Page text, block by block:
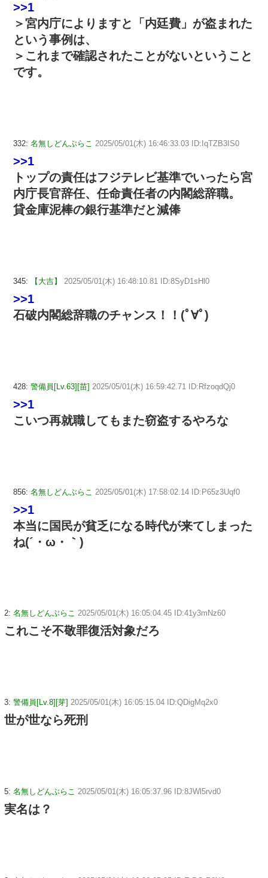
>>1
＞宮内庁によりますと「内廷費」が盗まれた
という事例は、
＞これまで確認されたことがないということ
です。
332: 名無しどんぶらこ 2025/05/01(木) 16:46:33.03 ID:IqTZB3IS0
>>1
トップの責任はフジテレビ基準でいったら宮
内庁長官辞任、任命責任者の内閣総辞職。
貸金庫泥棒の銀行基準だと減俸
345: 【大吉】 2025/05/01(木) 16:48:10.81 ID:8SyD1sHl0
>>1
石破内閣総辞職のチャンス！！(ﾟ∀ﾟ)
428: 警備員[Lv.63][苗] 2025/05/01(木) 16:59:42.71 ID:RfzoqdQj0
>>1
こいつ再就職してもまた窃盗するやろな
856: 名無しどんぶらこ 2025/05/01(木) 17:58:02.14 ID:P65z3Uqf0
>>1
本当に国民が貧乏になる時代が来てしまった
ね(´・ω・｀)
2: 名無しどんぶらこ 2025/05/01(木) 16:05:04.45 ID:41y3mNz60
これこそ不敬罪復活対象だろ
3: 警備員[Lv.8][芽] 2025/05/01(木) 16:05:15.04 ID:QDigMq2x0
世が世なら死刑
5: 名無しどんぶらこ 2025/05/01(木) 16:05:37.96 ID:8JWl5rvd0
実名は？